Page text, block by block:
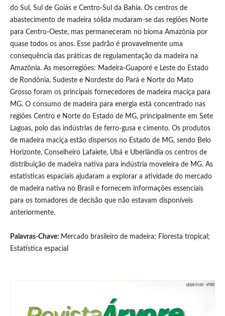
do Sul, Sul de Goiás e Centro-Sul da Bahia. Os centros de
abastecimento de madeira sólida mudaram-se das regiões Norte
para Centro-Oeste, mas permaneceram no bioma Amazônia por
quase todos os anos. Esse padrão é provavelmente uma
consequência das práticas de regulamentação da madeira na
Amazônia. As mesorregiões: Madeira-Guaporé e Leste do Estado
de Rondônia, Sudeste e Nordeste do Pará e Norte do Mato
Grosso foram os principais fornecedores de madeira maciça para
MG. O consumo de madeira para energia está concentrado nas
regiões Centro e Norte do Estado de MG, principalmente em Sete
Lagoas, polo das indústrias de ferro-gusa e cimento. Os produtos
de madeira maciça estão dispersos no Estado de MG, sendo Belo
Horizonte, Conselheiro Lafaiete, Ubá e Uberlândia os centros de
distribuição de madeira nativa para indústria moveleira de MG. As
estatísticas espaciais ajudaram a explorar a atividade do mercado
de madeira nativa no Brasil e fornecem informações essenciais
para os tomadores de decisão que não estavam disponíveis
anteriormente.
Palavras-Chave: Mercado brasileiro de madeira; Floresta tropical;
Estatística espacial